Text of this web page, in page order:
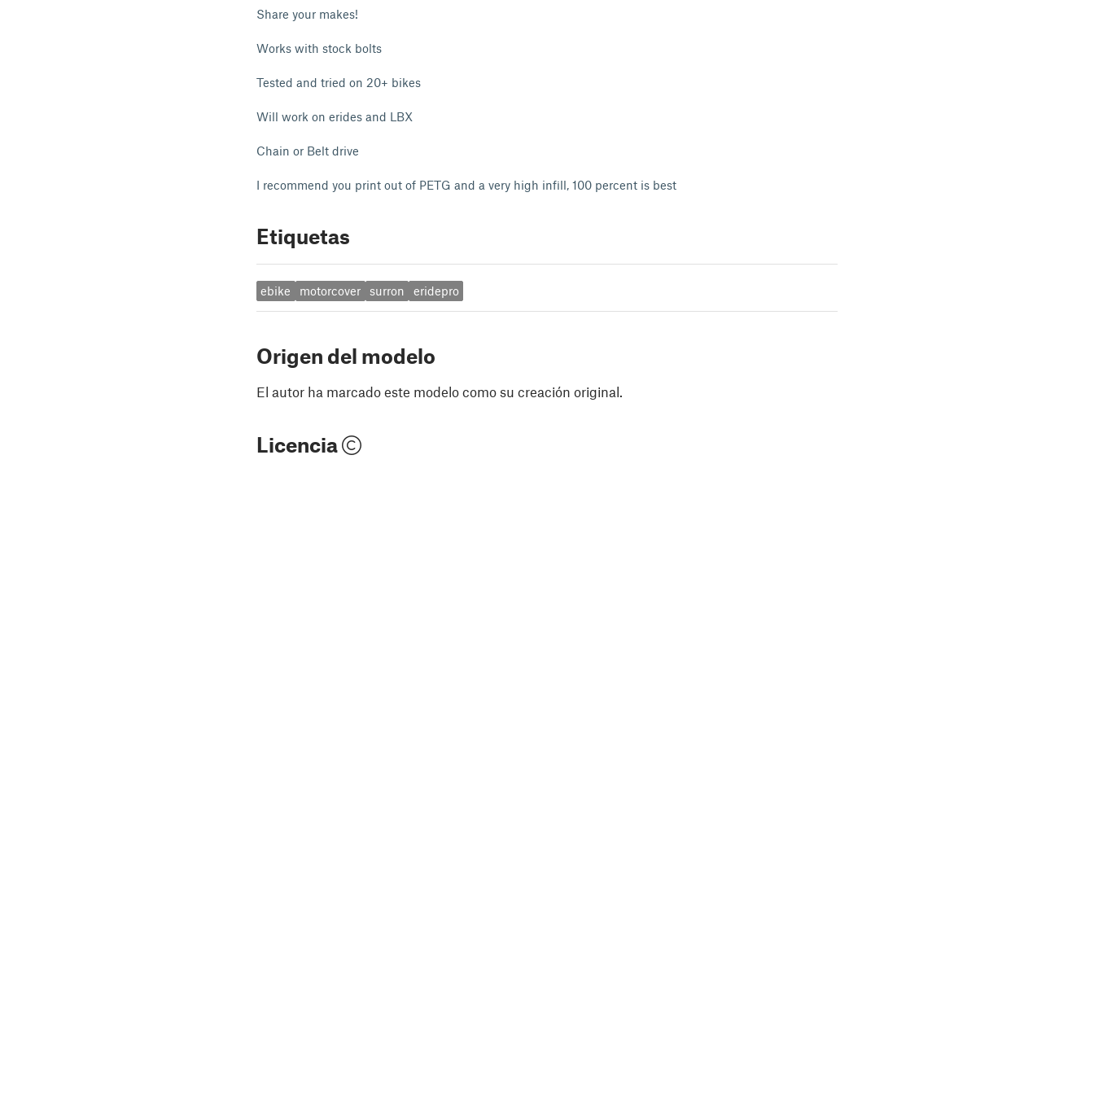
Share your makes!
Works with stock bolts
Tested and tried on 20+ bikes
Will work on erides and LBX
Chain or Belt drive
I recommend you print out of PETG and a very high infill, 100 percent is best
Etiquetas
ebike motorcover surron eridepro
Origen del modelo
El autor ha marcado este modelo como su creación original.
Licencia